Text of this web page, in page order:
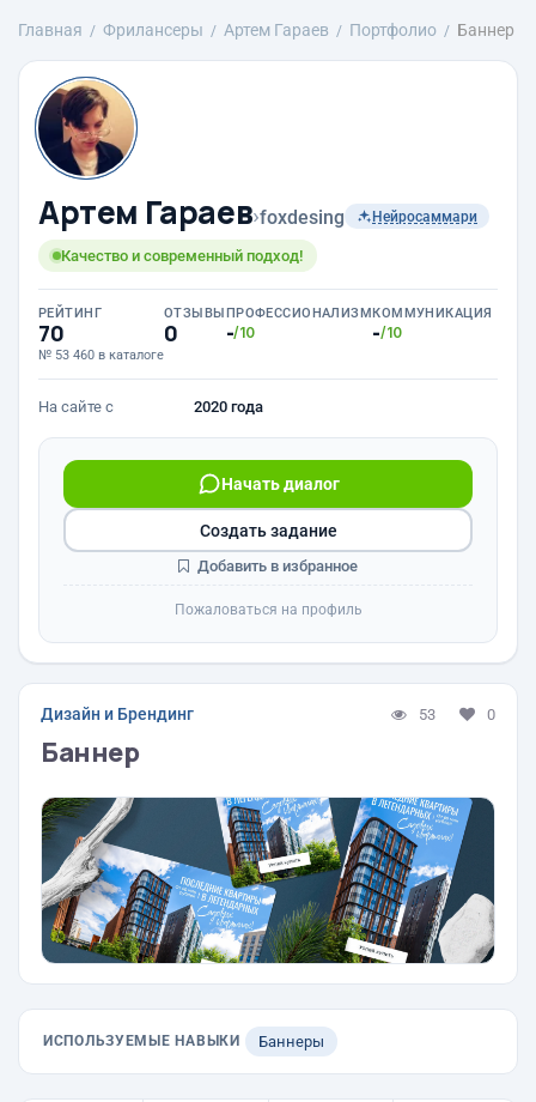
Главная Фрилансеры Артем Гараев Портфолио Баннер
Артем Гараев›foxdesing Нейросаммари
Качество и современный подход!
РЕЙТИНГ
70
№ 53 460 в каталоге
ОТЗЫВЫ
0
ПРОФЕССИОНАЛИЗМ
-/10
КОММУНИКАЦИЯ
-/10
На сайте с 2020 года
Начать диалог
Создать задание
Добавить в избранное
Пожаловаться на профиль
Дизайн и Брендинг 53 0
Баннер
ИСПОЛЬЗУЕМЫЕ НАВЫКИ Баннеры